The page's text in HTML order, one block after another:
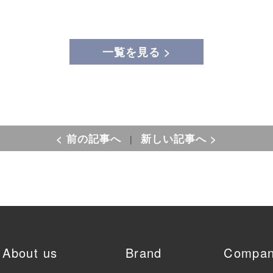
一覧を見る >
< 前の記事へ | 新しい記事へ >
About us Brand